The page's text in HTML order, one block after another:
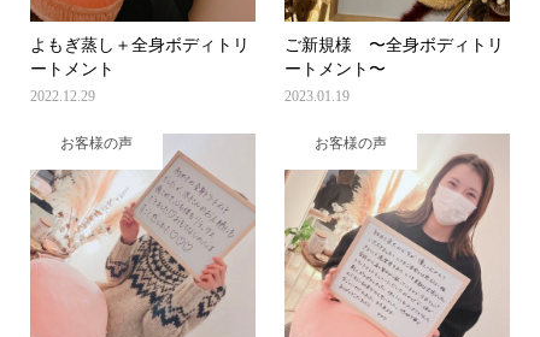
よもぎ蒸し＋全身ボディトリ
ートメント
2022.12.29
ご新規様 〜全身ボディトリ
ートメント〜
2023.01.19
お客様の声 お客様の声